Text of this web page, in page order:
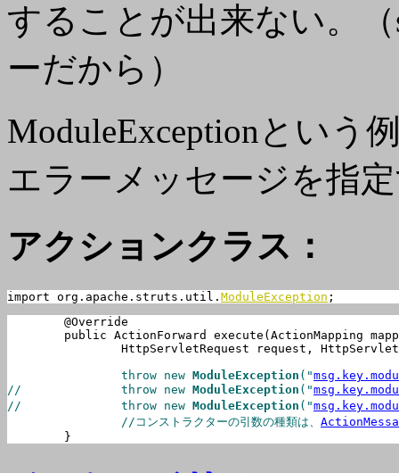
することが出来ない。
ーだから）
ModuleExceptionという
エラーメッセージを指
アクションクラス：
import org.apache.struts.util. ModuleException ;
		throw new
ModuleException ("
//		throw new ModuleException ("
//		throw new ModuleException ("
		//コンストラクターの引数の種類は、
	}